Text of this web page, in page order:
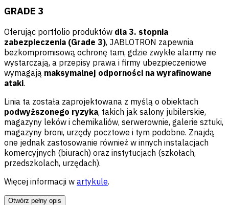
GRADE 3
Oferując portfolio produktów dla 3. stopnia
zabezpieczenia (Grade 3), JABLOTRON zapewnia
bezkompromisową ochronę tam, gdzie zwykłe alarmy nie
wystarczają, a przepisy prawa i firmy ubezpieczeniowe
wymagają maksymalnej odporności na wyrafinowane
ataki.
Linia ta została zaprojektowana z myślą o obiektach
podwyższonego ryzyka, takich jak salony jubilerskie,
magazyny leków i chemikaliów, serwerownie, galerie sztuki,
magazyny broni, urzędy pocztowe i tym podobne. Znajdą
one jednak zastosowanie również w innych instalacjach
komercyjnych (biurach) oraz instytucjach (szkołach,
przedszkolach, urzędach).
Więcej informacji w artykule.
Otwórz pełny opis